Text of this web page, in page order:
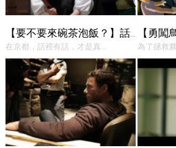
【要不要來碗茶泡飯？】話中有話
在京都，話裡有話，才是真...
【勇闖
為了拯救